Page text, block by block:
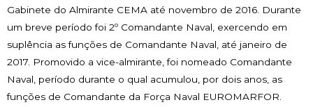
Gabinete do Almirante CEMA até novembro de 2016. Durante
um breve período foi 2º Comandante Naval, exercendo em
suplência as funções de Comandante Naval, até janeiro de
2017. Promovido a vice-almirante, foi nomeado Comandante
Naval, período durante o qual acumulou, por dois anos, as
funções de Comandante da Força Naval EUROMARFOR.